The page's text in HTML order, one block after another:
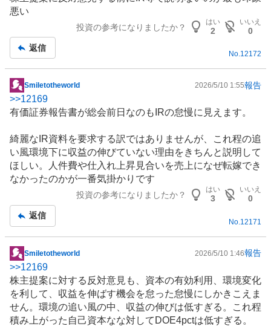
板
記
悪い
投資の参考になりましたか？
はい
2
いいえ
0
返信
No.12172
掲
示
板
事
Smiletotheworld 2026/5/10 1:55報告
>>12169
有価証券報告書が総会前日なのも IRの怠慢に見えます。
綺麗なIR資料を要求する訳ではありませんが、これ程の追
い風環境下に収益の伸びていない理由をきちんと説明して
ほしい。人件費や仕入れ上昇見合いを売上になぜ転嫁でき
なかったのかが一番気掛かりです
投資の参考になりましたか？
はい
3
いいえ
0
返信
No. 12171
掲
示
板
記
事
Smiletotheworld 2026/5/10 1:46報告
>>12169
株主提案に対する反対意見も、資本の有効利用、環境変化
を利して、収益を伸ばす機会を怠った怠慢にしかきこえま
せん。 環境の追い風の中、収益の伸びは低すぎる。これ程
積み上がった自己資本なな対してDOE4pctは低すぎる。